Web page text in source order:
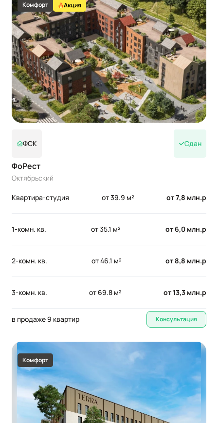
Комфорт Акция
ФСК Сдан
ФоРест
Октябрьский
Квартира-студия от 39.9 м² от 7,8 млн.р
1-комн. кв. от 35.1 м² от 6,0 млн.р
2-комн. кв. от 46.1 м² от 8,8 млн.р
3-комн. кв. от 69.8 м² от 13,3 млн.р
в продаже 9 квартир Консультация
Комфорт